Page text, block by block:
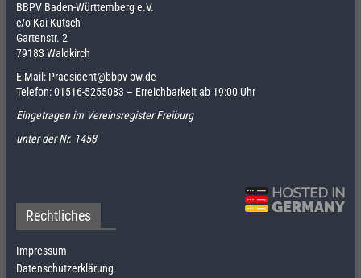
BBPV Baden-Württemberg e.V.
c/o Kai Kutsch
Gartenstr. 2
79183 Waldkirch
E-Mail: Praesident@bbpv-bw.de
Telefon:01516-5255083 – Erreichbarkeit ab 19:00 Uhr
Eingetragen im Vereinsregister Freiburg
unter der Nr. 1458
Rechtliches
Impressum
Datenschutzerklärung